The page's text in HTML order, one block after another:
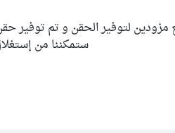
مزودين لتوفير الحقن و تم توفير
ستمكننا من